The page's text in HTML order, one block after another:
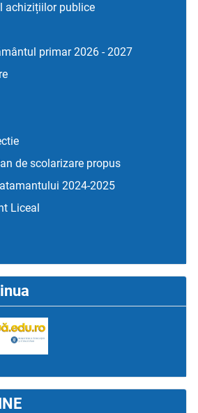
achizițiilor publice
primar 2026 - 2027
de scolarizare propus
2024-2025
Liceal